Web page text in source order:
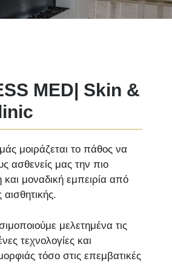
MED| Skin &
μοιράζεται το πάθος να
ασθενείς μας την πιο
και μοναδική εμπειρία από
μελετημένα τις
τεχνολογίες και
τόσο στις επεμβατικές